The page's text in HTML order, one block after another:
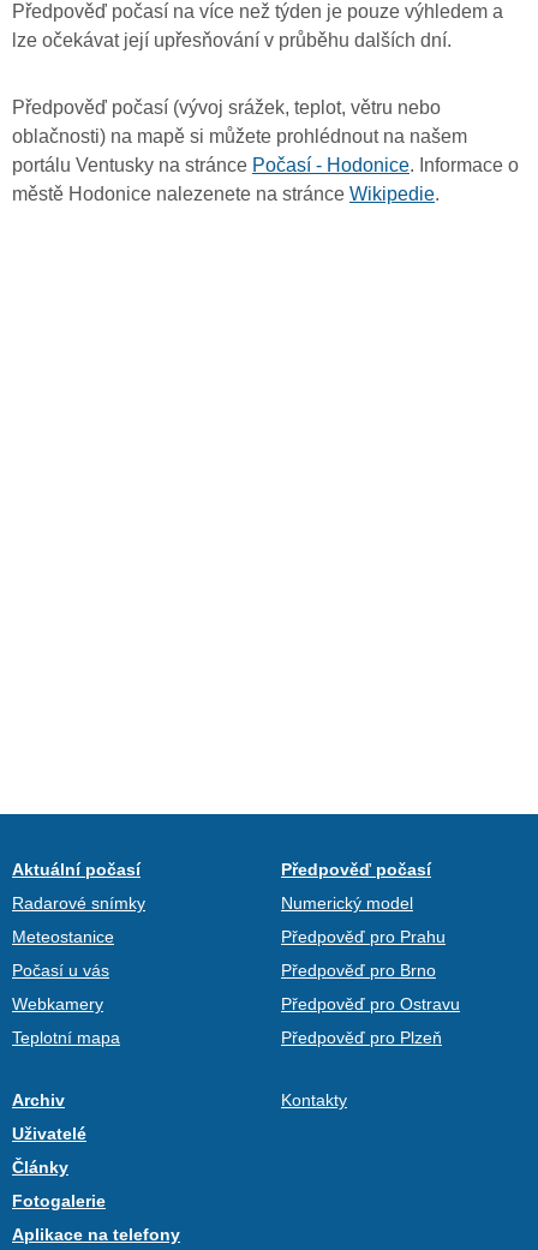
Předpověď počasí na více než týden je pouze výhledem a
lze očekávat její upřesňování v průběhu dalších dní.
Předpověď počasí (vývoj srážek, teplot, větru nebo
oblačnosti) na mapě si můžete prohlédnout na našem
portálu Ventusky na stránce Počasí - Hodonice. Informace o
městě Hodonice nalezenete na stránce Wikipedie.
Aktuální počasí
Radarové snímky
Meteostanice
Počasí u vás
Webkamery
Teplotní mapa
Předpověď počasí
Numerický model
Předpověď pro Prahu
Předpověď pro Brno
Předpověď pro Ostravu
Předpověď pro Plzeň
Archiv
Uživatelé
Články
Fotogalerie
Aplikace na telefony
Kontakty